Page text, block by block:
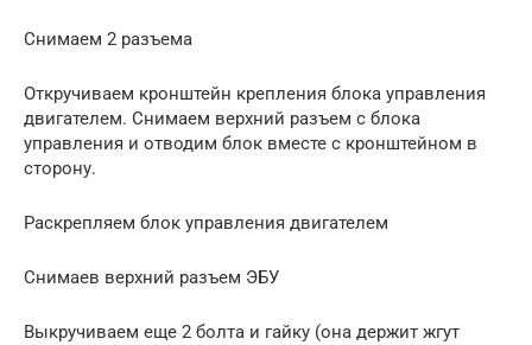
Снимаем 2 разъема
Откручиваем кронштейн крепления блока управления
двигателем. Снимаем верхний разъем с блока
управления и отводим блок вместе с кронштейном в
сторону.
Раскрепляем блок управления двигателем
Cнимаев верхний разъем ЭБУ
Выкручиваем еще 2 болта и гайку (она держит жгут